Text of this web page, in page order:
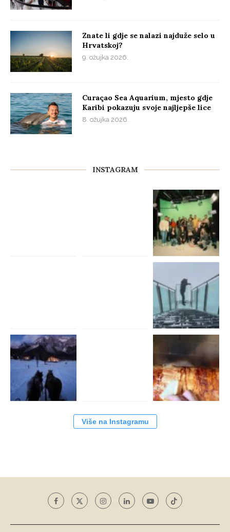
Znate li gdje se nalazi najduže selo u
Hrvatskoj?
9. ožujka 2026.
Curaçao Sea Aquarium, mjesto gdje
Karibi pokazuju svoje najljepše lice
8. ožujka 2026.
INSTAGRAM
Više na Instagramu